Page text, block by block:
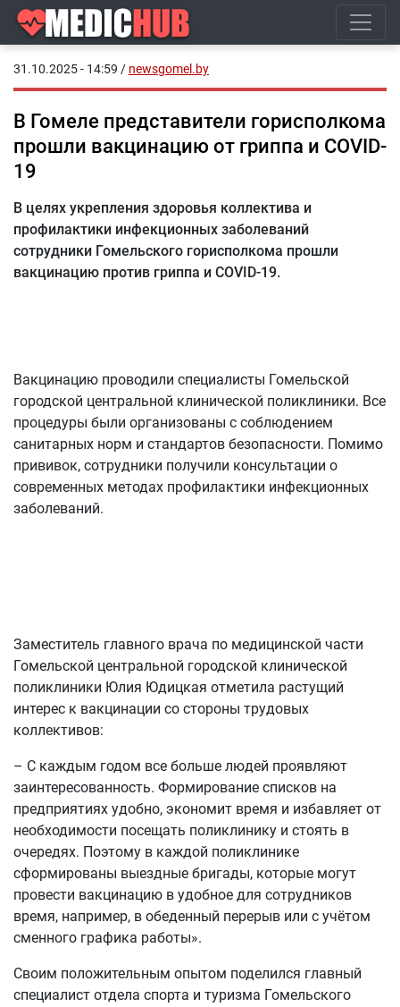
31.10.2025 - 14:59 / newsgomel.by
В Гомеле представители горисполкома
прошли вакцинацию от гриппа и COVID-
19
В целях укрепления здоровья коллектива и
профилактики инфекционных заболеваний
сотрудники Гомельского горисполкома прошли
вакцинацию против гриппа и COVID-19.
Вакцинацию проводили специалисты Гомельской
городской центральной клинической поликлиники. Все
процедуры были организованы с соблюдением
санитарных норм и стандартов безопасности. Помимо
прививок, сотрудники получили консультации о
современных методах профилактики инфекционных
заболеваний.
Заместитель главного врача по медицинской части
Гомельской центральной городской клинической
поликлиники Юлия Юдицкая отметила растущий
интерес к вакцинации со стороны трудовых
коллективов:
– С каждым годом все больше людей проявляют
заинтересованность. Формирование списков на
предприятиях удобно, экономит время и избавляет от
необходимости посещать поликлинику и стоять в
очередях. Поэтому в каждой поликлинике
сформированы выездные бригады, которые могут
провести вакцинацию в удобное для сотрудников
время, например, в обеденный перерыв или с учётом
сменного графика работы».
Своим положительным опытом поделился главный
специалист отдела спорта и туризма Гомельского